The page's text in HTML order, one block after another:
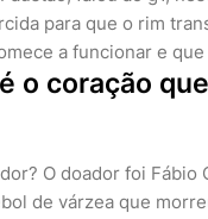
para que o rim
a funcionar e que
o coração
O doador foi Fábio
de várzea que